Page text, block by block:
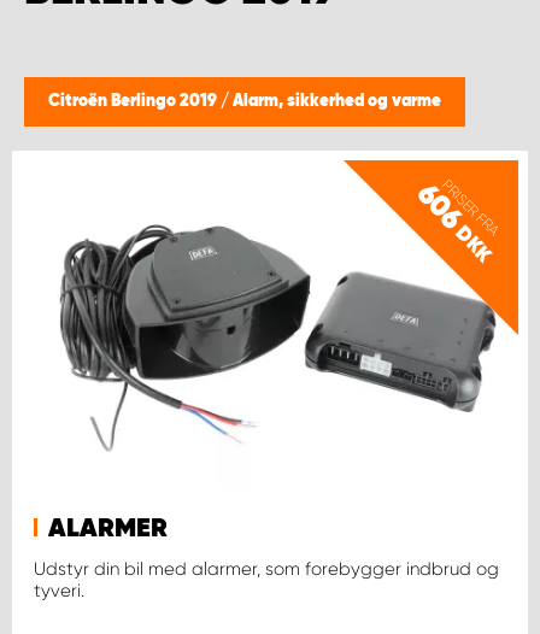
Citroën Berlingo 2019 / Alarm, sikkerhed og varme
PRISER FRA
606
DKK
ALARMER
Udstyr din bil med alarmer, som forebygger indbrud og
tyveri.